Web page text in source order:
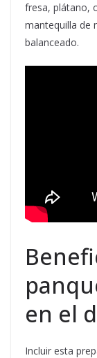
fresa, plátano,
mantequilla de
balanceado.
en el
Incluir esta